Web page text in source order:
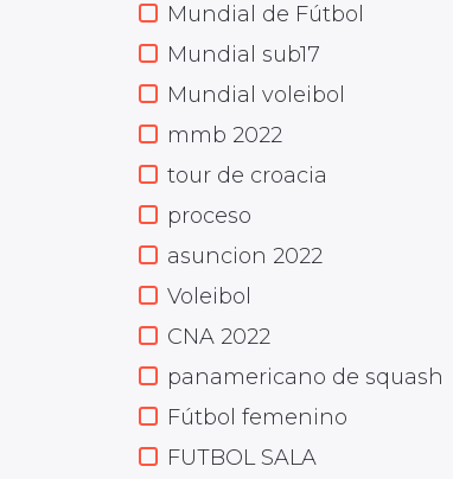
Mundial de Fútbol
Mundial sub17
Mundial voleibol
mmb 2022
tour de croacia
proceso
asuncion 2022
Voleibol
CNA 2022
panamericano de squash
Fútbol femenino
FUTBOL SALA